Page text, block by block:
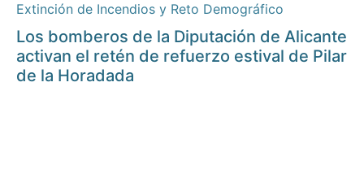
Extinción de Incendios y Reto Demográfico
Los bomberos de la Diputación de Alicante
activan el retén de refuerzo estival de Pilar
de la Horadada